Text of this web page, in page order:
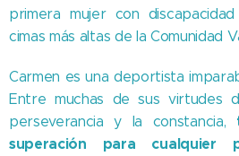
primera mujer con
cimas más altas de la Comunidad
Carmen es una deportista
Entre muchas de sus virtudes
perseverancia y la constancia,
superación para